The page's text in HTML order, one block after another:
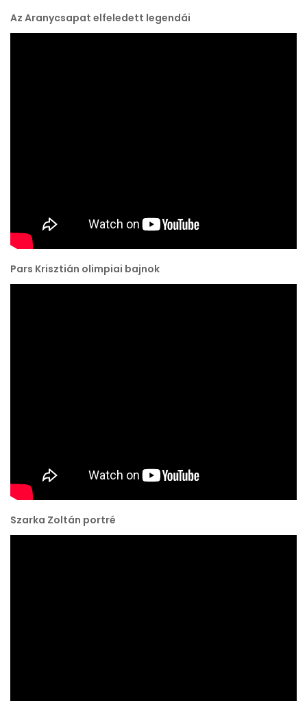
Az Aranycsapat elfeledett legendái
Pars Krisztián olimpiai bajnok
Szarka Zoltán portré